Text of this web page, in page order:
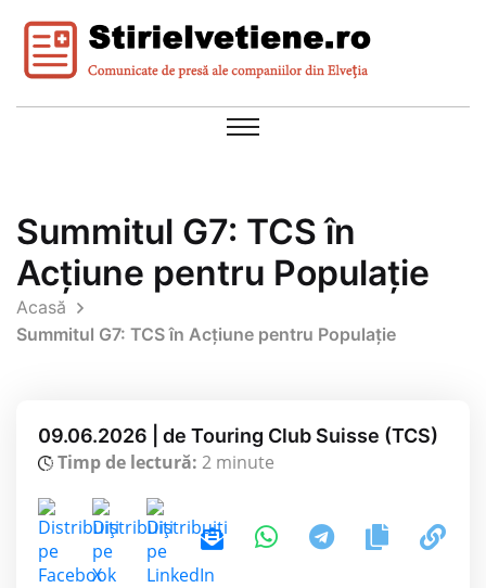
Summitul G7: TCS în
Acțiune pentru Populație
Acasă
Summitul G7: TCS în Acțiune pentru Populație
09.06.2026 | de Touring Club Suisse (TCS)
Timp de lectură: 2 minute